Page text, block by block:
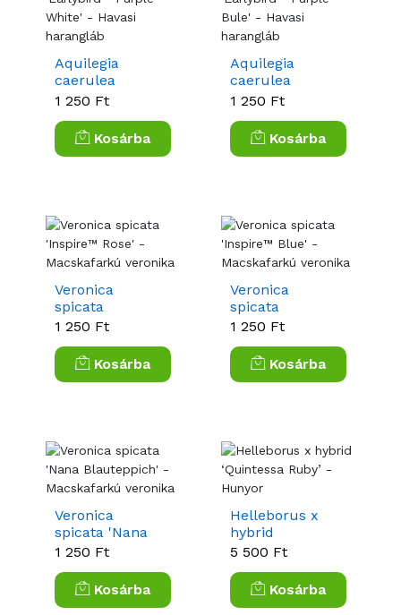
Aquilegia
caerulea
'Earlybird™
Havasi
harangláb
1 250 Ft
Kosárba
Aquilegia
caerulea
'Earlybird™
Havasi
harangláb
1 250 Ft
Kosárba
Veronica
spicata
'Inspire™ Rose'
veronika
1 250 Ft
Kosárba
Veronica
spicata
'Inspire™ Blue'
veronika
1 250 Ft
Kosárba
Veronica
spicata 'Nana
Blauteppich' -
veronika
1 250 Ft
Kosárba
Helleborus x
hybrid
‘Quintessa
5 500 Ft
Kosárba